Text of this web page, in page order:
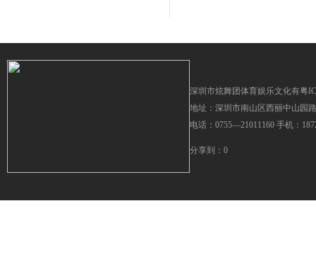
深圳市炫舞团体育娱乐文化有粤
地址：深圳市南山区西丽中山园
电话：0755—21011160 手机：
分享到： 0